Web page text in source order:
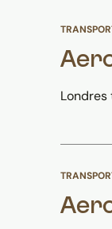
Londres